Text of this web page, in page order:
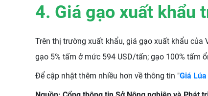
4. Giá gạo xuất khẩu
Trên thị trường xuất khẩu, giá gạo xuất khẩu
gạo 5% tấm ở mức 594 USD/tấn; gạo 100% tấm
Để cập nhật thêm nhiều hơn về thông tin "Giá